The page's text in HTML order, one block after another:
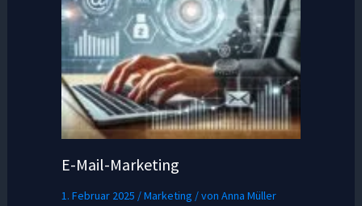
E-Mail-Marketing
1. Februar 2025 /Marketing / von Anna Müller